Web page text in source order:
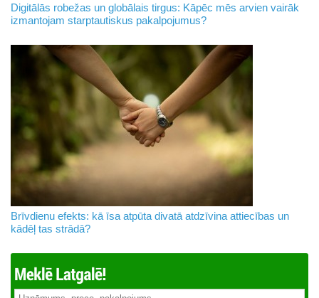
Digitālās robežas un globālais tirgus: Kāpēc mēs arvien vairāk
izmantojam starptautiskus pakalpojumus?
Brīvdienu efekts: kā īsa atpūta divatā atdzīvina attiecības un
kādēļ tas strādā?